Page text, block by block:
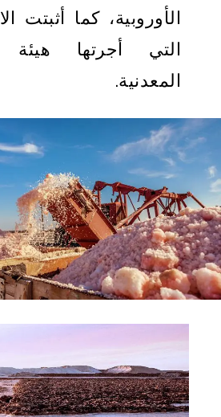
الأوروبية، كما أثبتت
التي أجرتها هيئة
المعدنية.